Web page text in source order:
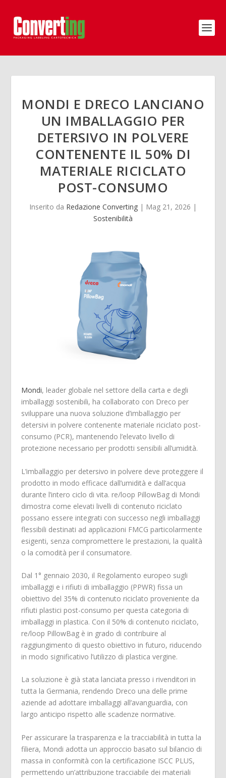
MONDI E DRECO LANCIANO
UN IMBALLAGGIO PER
DETERSIVO IN POLVERE
CONTENENTE IL 50% DI
MATERIALE RICICLATO
POST-CONSUMO
Inserito da Redazione Converting | Mag 21, 2026 |
Sostenibilità
Mondi, leader globale nel settore della carta e degli
imballaggi sostenibili, ha collaborato con Dreco per
sviluppare una nuova soluzione d’imballaggio per
detersivi in polvere contenente materiale riciclato post-
consumo (PCR), mantenendo l’elevato livello di
protezione necessario per prodotti sensibili all’umidità.
L’imballaggio per detersivo in polvere deve proteggere il
prodotto in modo efficace dall’umidità e dall’acqua
durante l’intero ciclo di vita. re/loop PillowBag di Mondi
dimostra come elevati livelli di contenuto riciclato
possano essere integrati con successo negli imballaggi
flessibili destinati ad applicazioni FMCG particolarmente
esigenti, senza compromettere le prestazioni, la qualità
o la comodità per il consumatore.
Dal 1° gennaio 2030, il Regolamento europeo sugli
imballaggi e i rifiuti di imballaggio (PPWR) fissa un
obiettivo del 35% di contenuto riciclato proveniente da
rifiuti plastici post-consumo per questa categoria di
imballaggi in plastica. Con il 50% di contenuto riciclato,
re/loop PillowBag è in grado di contribuire al
raggiungimento di questo obiettivo in futuro, riducendo
in modo significativo l’utilizzo di plastica vergine.
La soluzione è già stata lanciata presso i rivenditori in
tutta la Germania, rendendo Dreco una delle prime
aziende ad adottare imballaggi all’avanguardia, con
largo anticipo rispetto alle scadenze normative.
Per assicurare la trasparenza e la tracciabilità in tutta la
filiera, Mondi adotta un approccio basato sul bilancio di
massa in conformità con la certificazione ISCC PLUS,
permettendo un’attribuzione tracciabile dei materiali